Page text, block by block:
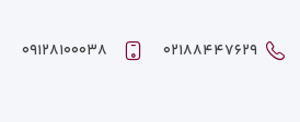
۰۲۱۸۸۴۴۷۶۲۹ ۰۹۱۲۸۱۰۰۰۳۸